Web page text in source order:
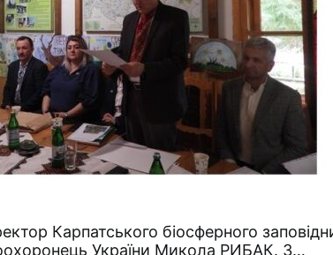
Карпатського біосферного
України Микола РИБАК. З…